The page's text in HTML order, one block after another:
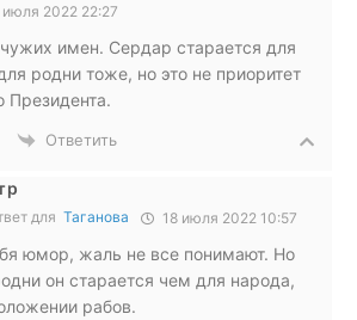
июля 2022 22:27
имен. Сердар старается для
родни тоже, но это не приоритет
Президента.
Ответить
для Таганова 18 июля 2022 10:57
юмор, жаль не все понимают. Но
он старается чем для народа,
рабов.